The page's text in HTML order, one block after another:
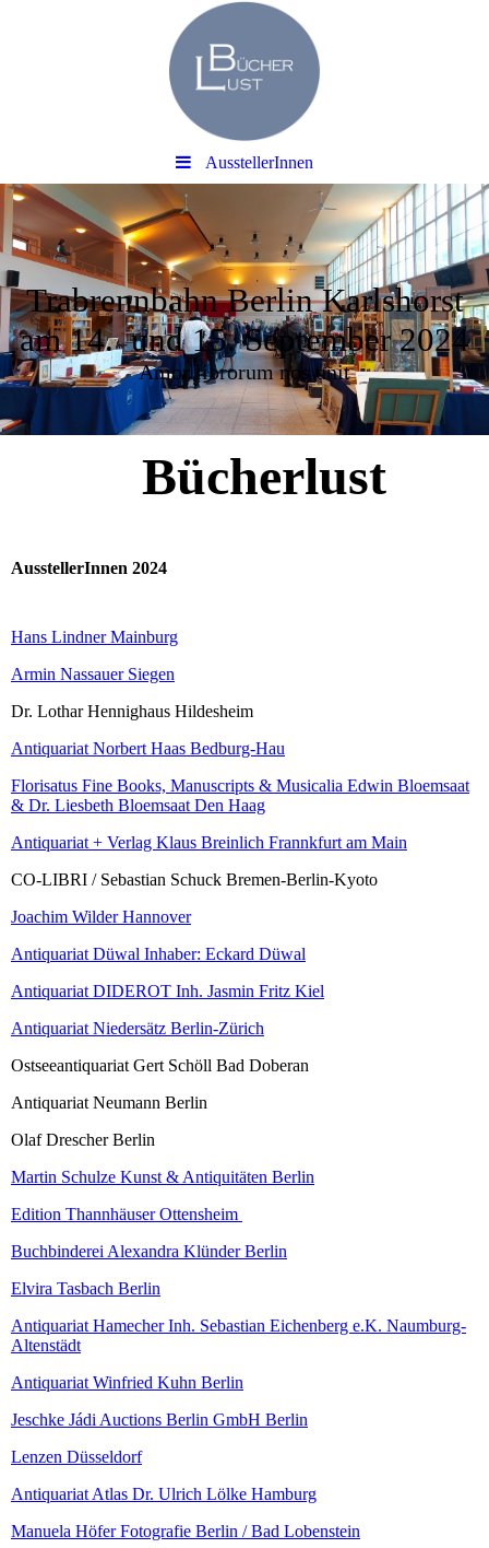
AusstellerInnen
Trabrennbahn Berlin Karlshorst
am 14. und 15. September 2024
Amor librorum nos unit
Bücherlust
AusstellerInnen 2024
Hans Lindner Mainburg
Armin Nassauer Siegen
Dr. Lothar Hennighaus Hildesheim
Antiquariat Norbert Haas Bedburg-Hau
Florisatus Fine Books, Manuscripts & Musicalia Edwin Bloemsaat
& Dr. Liesbeth Bloemsaat Den Haag
Antiquariat + Verlag Klaus Breinlich Frannkfurt am Main
CO-LIBRI / Sebastian Schuck Bremen-Berlin-Kyoto
Joachim Wilder Hannover
Antiquariat Düwal Inhaber: Eckard Düwal
Antiquariat DIDEROT Inh. Jasmin Fritz Kiel
Antiquariat Niedersätz Berlin-Zürich
Ostseeantiquariat Gert Schöll Bad Doberan
Antiquariat Neumann Berlin
Olaf Drescher Berlin
Martin Schulze Kunst & Antiquitäten Berlin
Edition Thannhäuser Ottensheim
Buchbinderei Alexandra Klünder Berlin
Elvira Tasbach Berlin
Antiquariat Hamecher Inh. Sebastian Eichenberg e.K. Naumburg-
Altenstädt
Antiquariat Winfried Kuhn Berlin
Jeschke Jádi Auctions Berlin GmbH Berlin
Lenzen Düsseldorf
Antiquariat Atlas Dr. Ulrich Lölke Hamburg
Manuela Höfer Fotografie Berlin / Bad Lobenstein